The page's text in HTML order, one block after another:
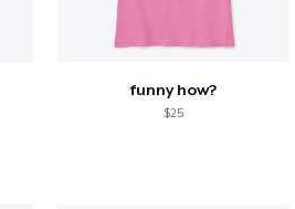
funny how?
$25